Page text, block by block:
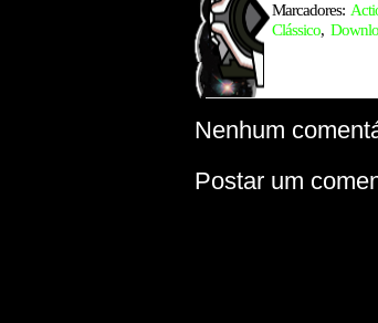
Marcadores:
Clássico,
Nenhum
Postar um